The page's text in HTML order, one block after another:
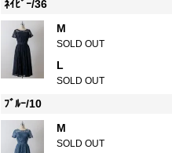
ﾈｲﾋﾞｰ/36
M
SOLD OUT
L
SOLD OUT
ﾌﾞﾙｰ/10
M
SOLD OUT